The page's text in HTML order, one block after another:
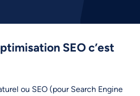
SEO c’est
ou SEO (pour Search Engine